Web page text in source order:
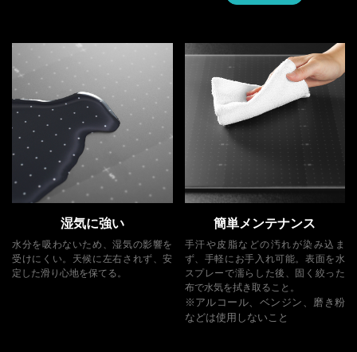
湿気に強い
水分を吸わないため、湿気の影響を
受けにくい。天候に左右されず、安
定した滑り心地を保てる。
簡単メンテナンス
手汗や皮脂などの汚れが染み込ま
ず、手軽にお手入れ可能。表面を水
スプレーで濡らした後、固く絞った
布で水気を拭き取ること。
※アルコール、ベンジン、磨き粉
などは使用しないこと